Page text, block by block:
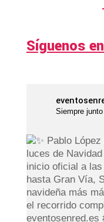
Síguenos
Siempre